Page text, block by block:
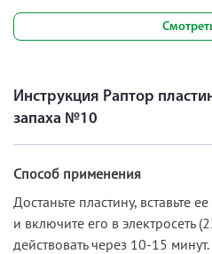
Инструкция Раптор
запаха №10
Способ применения
Достаньте пластину, вставьте
и включите его в электросеть
действовать через 10-15 минут.